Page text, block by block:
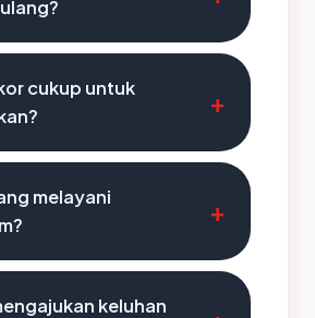
cukup untuk
melayani
keluhan